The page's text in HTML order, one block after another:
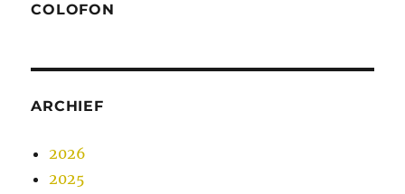
COLOFON
ARCHIEF
2026
2025